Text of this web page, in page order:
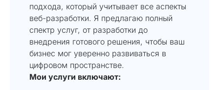
подхода, который учитывает все аспекты
веб-разработки. Я предлагаю полный
спектр услуг, от разработки до
внедрения готового решения, чтобы ваш
бизнес мог уверенно развиваться в
цифровом пространстве.
Мои услуги включают: